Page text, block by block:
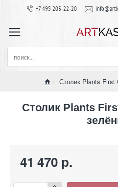
+7 495 203-22-20
поиск...
Столик Plants First
Столик Plants
41 470 р.